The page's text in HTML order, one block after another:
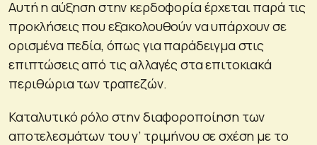
Αυτή η αύξηση στην κερδοφορία έρχεται παρά τις
προκλήσεις που εξακολουθούν να υπάρχουν σε
ορισμένα πεδία, όπως για παράδειγμα στις
επιπτώσεις από τις αλλαγές στα επιτοκιακά
περιθώρια των τραπεζών.
Καταλυτικό ρόλο στην διαφοροποίηση των
αποτελεσμάτων του γ’ τριμήνου σε σχέση με το